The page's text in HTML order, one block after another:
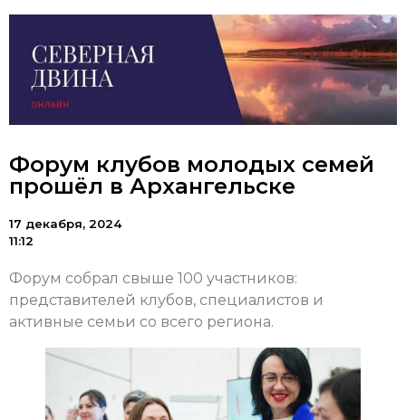
Форум клубов молодых семей
прошёл в Архангельске
17 декабря, 2024
11:12
Форум собрал свыше 100 участников:
представителей клубов, специалистов и
активные семьи со всего региона.